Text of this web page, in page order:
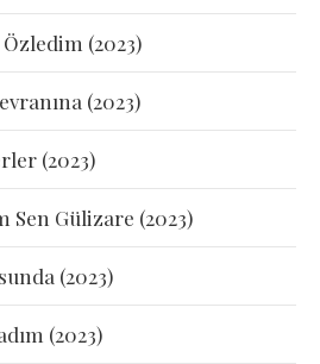
(2023)
(2023)
(2023)
Sen Gülizare (2023)
(2023)
(2023)